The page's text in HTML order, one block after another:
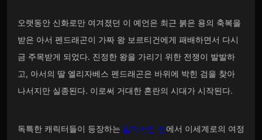
오랫동안 신화로만 여겨졌던 이 예언은 최근 붉은 용의 축복을
받은 아서 펜드래곤이 가짜 왕 보르티건에게 패배하면서 다시
금 주목받게 되었다. 진정한 왕을 가리기 위한 전쟁이 발발하
고, 아서의 딸 엘리자베스 펜드래곤은 바위에 박힌 검을 찾아
나서지만 실종된다. 이로써 거대한 혼란의 시대가 시작된다.
독특한 캐릭터들이 등장하는 잃어버린 검에서 이세계로의 여정